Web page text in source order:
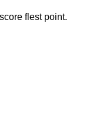
flest point.